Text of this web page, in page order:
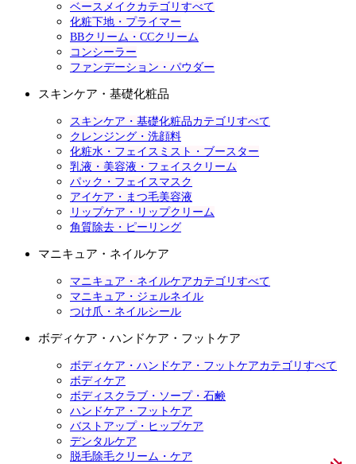
ベースメイクカテゴリすべて
化粧下地・プライマー
BBクリーム・CCクリーム
コンシーラー
ファンデーション・パウダー
スキンケア・基礎化粧品
スキンケア・基礎化粧品カテゴリすべて
クレンジング・洗顔料
化粧水・フェイスミスト・ブースター
乳液・美容液・フェイスクリーム
パック・フェイスマスク
アイケア・まつ毛美容液
リップケア・リップクリーム
角質除去・ピーリング
マニキュア・ネイルケア
マニキュア・ネイルケアカテゴリすべて
マニキュア・ジェルネイル
つけ爪・ネイルシール
ボディケア・ハンドケア・フットケア
ボディケア・ハンドケア・フットケアカテゴリすべて
ボディケア
ボディスクラブ・ソープ・石鹸
ハンドケア・フットケア
バストアップ・ヒップケア
デンタルケア
脱毛除毛クリーム・ケア